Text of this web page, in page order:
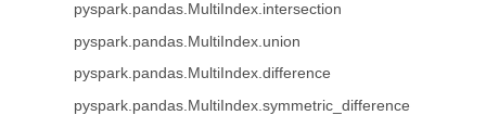
pyspark.pandas.MultiIndex.intersection
pyspark.pandas.MultiIndex.union
pyspark.pandas.MultiIndex.difference
pyspark.pandas.MultiIndex.symmetric_difference